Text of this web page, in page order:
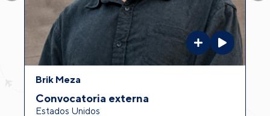
Brik Meza
Convocatoria externa
Estados Unidos